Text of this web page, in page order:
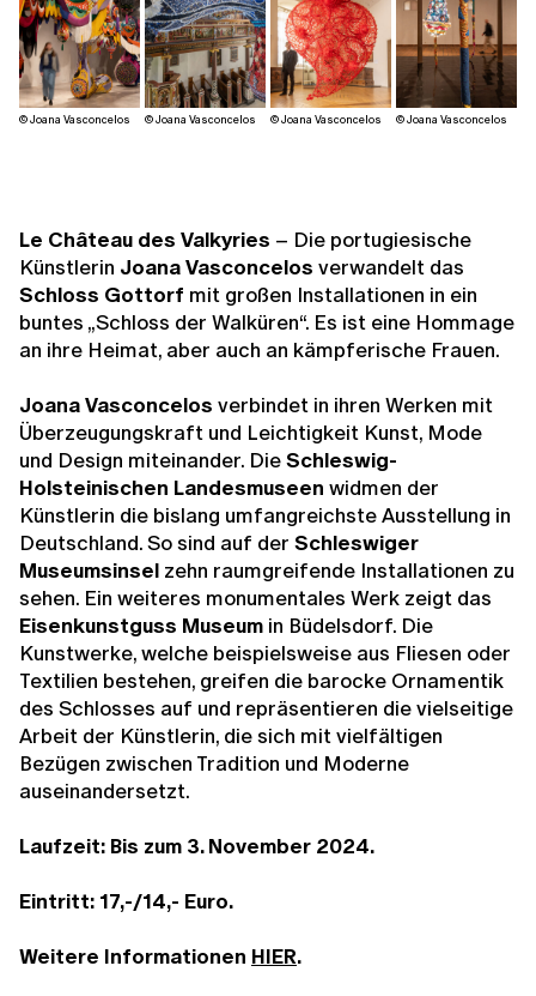
© Joana Vasconcelos © Joana Vasconcelos © Joana Vasconcelos © Joana Vasconcelos
Le Château des Valkyries – Die portugiesische
Künstlerin Joana Vasconcelos verwandelt das
Schloss Gottorf mit großen Installationen in ein
buntes „Schloss der Walküren“. Es ist eine Hommage
an ihre Heimat, aber auch an kämpferische Frauen.
Joana Vasconcelos verbindet in ihren Werken mit
Überzeugungskraft und Leichtigkeit Kunst, Mode
und Design miteinander. DieSchleswig-
Holsteinischen Landesmuseen widmen der
Künstlerin die bislang umfangreichste Ausstellung in
Deutschland. So sind auf der Schleswiger
Museumsinsel zehn raumgreifende Installationen zu
sehen. Ein weiteres monumentales Werk zeigt das
Eisenkunstguss Museum in Büdelsdorf. Die
Kunstwerke, welche beispielsweise aus Fliesen oder
Textilien bestehen, greifen die barocke Ornamentik
des Schlosses auf und repräsentieren die vielseitige
Arbeit der Künstlerin, die sich mit vielfältigen
Bezügen zwischen Tradition und Moderne
auseinandersetzt.
Laufzeit: Bis zum 3. November 2024.
Eintritt: 17,-/14,- Euro.
Weitere Informationen HIER.